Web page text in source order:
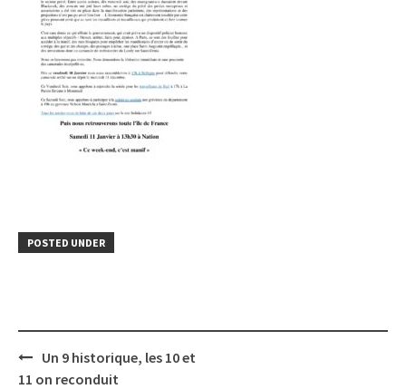
POSTED UNDER
Post
navigation
Un 9 historique, les 10 et
11 on reconduit